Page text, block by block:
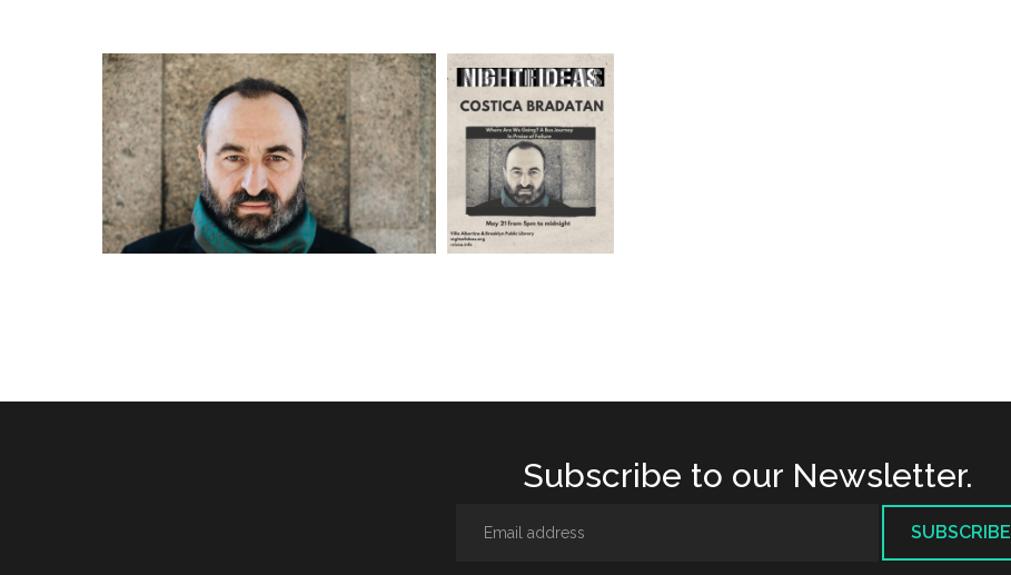
Subscribe to our Newsletter.
SUBSCRIBE